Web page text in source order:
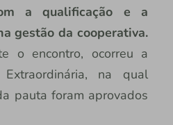
a qualificação e a
gestão da cooperativa.
o encontro, ocorreu a
na qual
pauta foram aprovados